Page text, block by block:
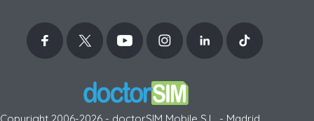
Copyright 2006-2026 - doctorSIM Mobile S.L. - Madrid,